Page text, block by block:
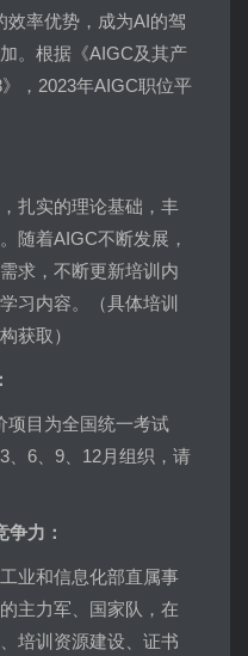
效率优势，成为AI的驾
。根据《AIGC及其产
，2023年AIGC职位平
扎实的理论基础，丰
随着AIGC不断发展，
求，不断更新培训内
习内容。（具体培训
获取）
项目为全国统一考试
、6、9、12月组织，请
力：
业和信息化部直属事
主力军、国家队，在
培训资源建设、证书